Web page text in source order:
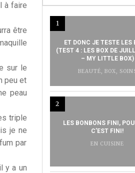
à faire
être
sur le
peu et
peau
triple
je ne
par
y a un
1
ET DONC JE TESTE LES
(TEST 4 : LES BOX DE
– MY LITTLE BOX)
BEAUTÉ, BOX,
2
LES BONBONS FINI,
C’EST FINI!
EN CUISINE